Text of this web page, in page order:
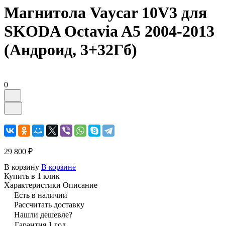
Магнитола Vaycar 10V3 для
SKODA Octavia A5 2004-2013
(Андроид, 3+32Гб)
0
29 800 ₽
В корзину В корзине
Купить в 1 клик
Характеристики Описание
Есть в наличии
Рассчитать доставку
Нашли дешевле?